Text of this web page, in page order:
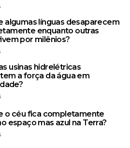
algumas línguas desaparecem
enquanto outras
por milênios?
usinas hidrelétricas
a força da água em
o céu fica completamente
espaço mas azul na Terra?